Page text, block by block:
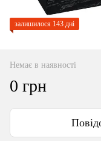
залишилося 143 дні
Немає в наявності
0 грн